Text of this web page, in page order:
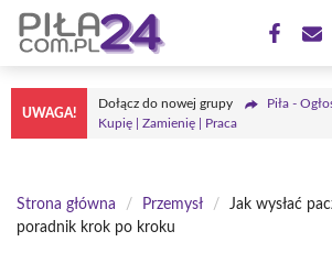
Przejdź
treści
UWAGA!
Dołącz do nowej grupy
Piła -
Kupię | Zamienię | Praca
Strona główna / Przemysł /
Jak wysłać
poradnik krok po kroku